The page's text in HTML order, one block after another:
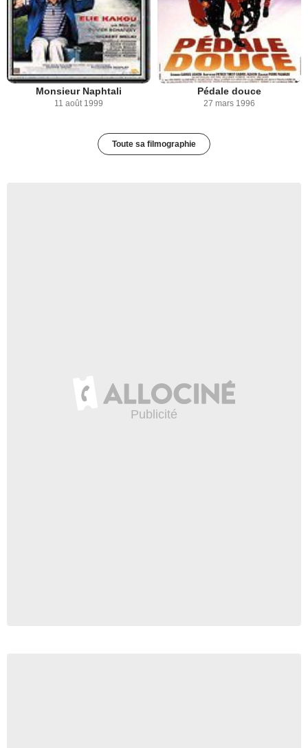
Monsieur Naphtali
11 août 1999
Pédale douce
27 mars 1996
Toute sa filmographie